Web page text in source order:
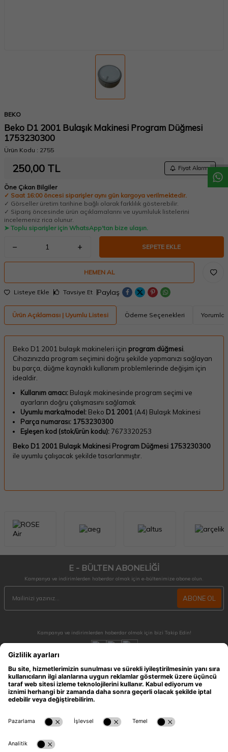
BEKO
Beko D1 2001 Bulaşık Makinesi Program Düğmesi
1753230300
Ürün Kodu : 2755
250,00 TL Fiyat Alarmı
Öne Çıkan Bilgiler
✓ Saat 16:00 öncesi siparişler aynı gün kargoya verilmektedir.
✓ Görseller üretim tarihine bağlı olarak farklılık gösterebilir.
✓ Sipariş öncesinde ürün açıklamalarını ve uyumluluk listelerini
incelemeniz rica olunur.
➤ Toplu siparişler için WhatsApp'tan bize ulaşın.
SEPETE EKLE
HEMEN AL
Listeye Ekle Tavsiye Et Paylaş
Ürün Açıklaması | Uyumlu Listesi Ödeme Seçenekleri Yorumlar
Beko D1 2001 bulaşık makineleri için program düğmesi.
Cihazınızda program seçimini doğru şekilde yapmanızı sağlayan
bu parça, düğme kaynaklı kullanım problemlerinde değişim için
idealdir.
Kullanım amacı: Bulaşık makinesinde program seçimi ve
ayarların doğru çalışmasını sağlamak
Uyumlu marka/model: Beko D1 2001 (A4) Bulaşık Makinesi
Parça numarası: 1753230300
Eşleşen kod (stok/ürün kodu): 7673320253
Beko D1 2001 Bulaşık Makinesi Program Düğmesi 1753230300
ile uyumlu çalışacak şekilde tasarlanmıştır.
E - BÜLTEN ABONELİĞİ
Kampanya ve indirimlerden haberdar olmak için e-bültenimize abone olun.
ABONE OL
Kampanya ve indirimlerden haberdar olmak için bizi Takip Edin!
MÜŞTERİ HİZMETLERİ
Hafta içi 09:30 - 18:30 / Hafta sonu 10:00 - 17:00 arası merak ettiğiniz tüm sorular ve
siparişleriniz için ulaşabilirsiniz.
ÖNEMLİ BİLGİLER